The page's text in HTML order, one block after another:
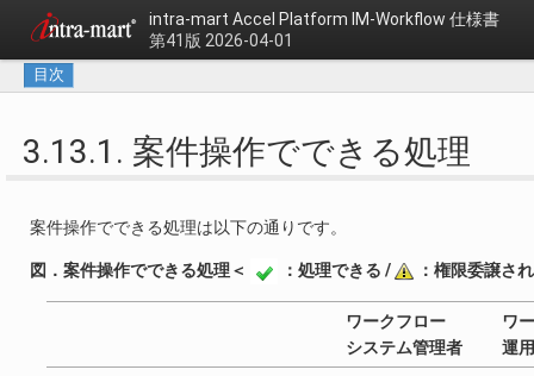
intra-mart Accel Platform IM-Workflow 仕様書
第41版 2026-04-01
目次
3.13.1. 案件操作でできる処理
案件操作でできる処理は以下の通りです。
図．案件操作でできる処理＜ ：処理できる / ：権限委譲さ
ワークフロー
システム管理者
ワ
運